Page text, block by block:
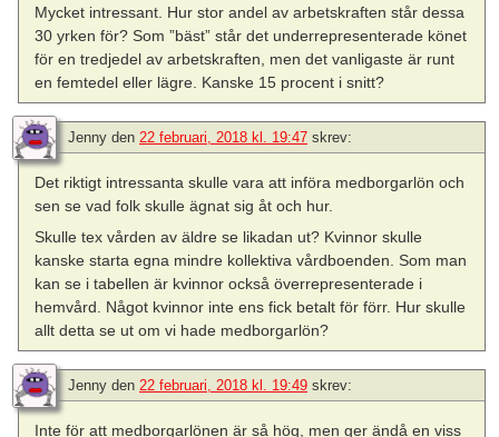
Mycket intressant. Hur stor andel av arbetskraften står dessa
30 yrken för? Som ”bäst” står det underrepresenterade könet
för en tredjedel av arbetskraften, men det vanligaste är runt
en femtedel eller lägre. Kanske 15 procent i snitt?
Jenny den 22 februari, 2018 kl. 19:47 skrev:
Det riktigt intressanta skulle vara att införa medborgarlön och
sen se vad folk skulle ägnat sig åt och hur.
Skulle tex vården av äldre se likadan ut? Kvinnor skulle
kanske starta egna mindre kollektiva vårdboenden. Som man
kan se i tabellen är kvinnor också överrepresenterade i
hemvård. Något kvinnor inte ens fick betalt för förr. Hur skulle
allt detta se ut om vi hade medborgarlön?
Jenny den 22 februari, 2018 kl. 19:49 skrev:
Inte för att medborgarlönen är så hög, men ger ändå en viss